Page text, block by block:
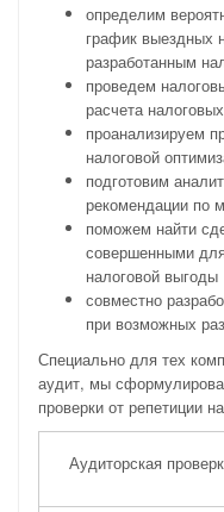
определим
график выездных
разработанным
проведем
расчета
проанализируем
налоговой
подготовим
рекомендации по
поможем найти
совершенными
налоговой выгоды
совместно
при возможных
Специально для тех
аудит, мы
проверки от репетиции
Аудиторская